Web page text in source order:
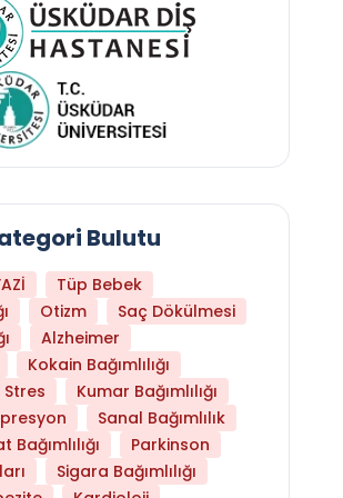
Tüketmek Yaşlanmayı
Bulutu
Tüp Bebek
Otizm
Saç Dökülmesi
Alzheimer
Kokain Bağımlılığı
Stres
Kumar Bağımlılığı
Sanal Bağımlılık
Bağımlılığı
Parkinson
Sigara Bağımlılığı